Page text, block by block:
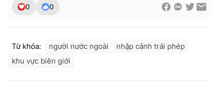
Cơ quan báo chí:
Tổng Biên tập:
Vũ Thanh Thủy
Phó Tổng Biên tập:
Nguyễn Trọng Ninh
0 0
Từ khóa: người nước ngoài
nhập cảnh trái phép
khu vực biên giới